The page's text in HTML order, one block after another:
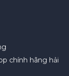
chính hãng hải